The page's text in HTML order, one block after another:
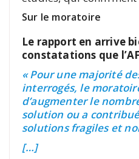
Sur le moratoire
Le rapport en arrive
constatations que
« Pour une majorité
interrogés, le
d’augmenter le
solution ou a
solutions fragiles et
[…]